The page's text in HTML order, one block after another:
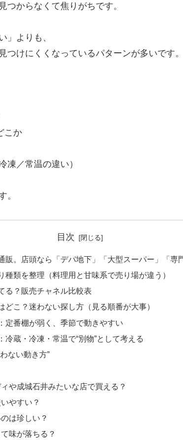
つからなくて焦りがちです。
」よりも、
つけにくくなっているパターンが多いです。
こか
凍／常温の違い）
。
目次
販。店頭なら「デパ地下」「大型スーパー」「専
種類を整理（料理用と甘味系で売り場が違う）
る？販売チャネル比較表
どこ？迷わない探し方（見る順番が大事）
定番棚が弱く、季節で動きやすい
冷蔵・冷凍・常温で“別物”として考える
ない動き方”
や成城石井みたいな店で買える？
やすい？
は珍しい？
味が落ちる？